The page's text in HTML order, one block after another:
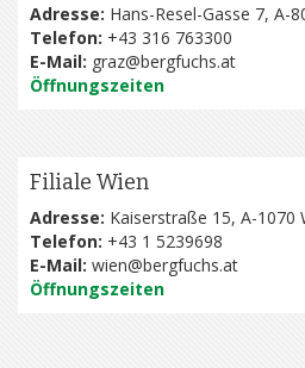
Adresse: Hans-Resel-Gasse 7, A-
Telefon: +43 316 763300
E-Mail: graz@bergfuchs.at
Öffnungszeiten
Filiale Wien
Adresse: Kaiserstraße 15, A-1070
Telefon: +43 1 5239698
E-Mail: wien@bergfuchs.at
Öffnungszeiten